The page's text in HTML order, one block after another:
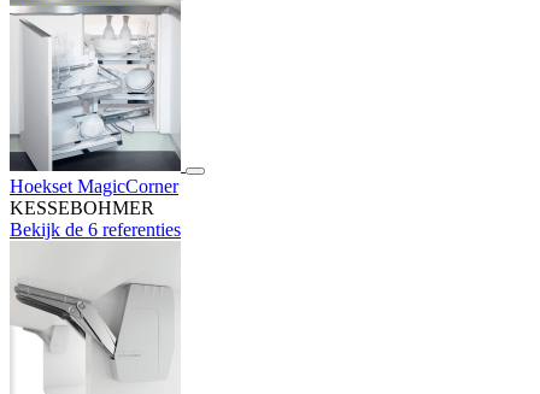
Hoekset MagicCorner
KESSEBOHMER
Bekijk de 6 referenties